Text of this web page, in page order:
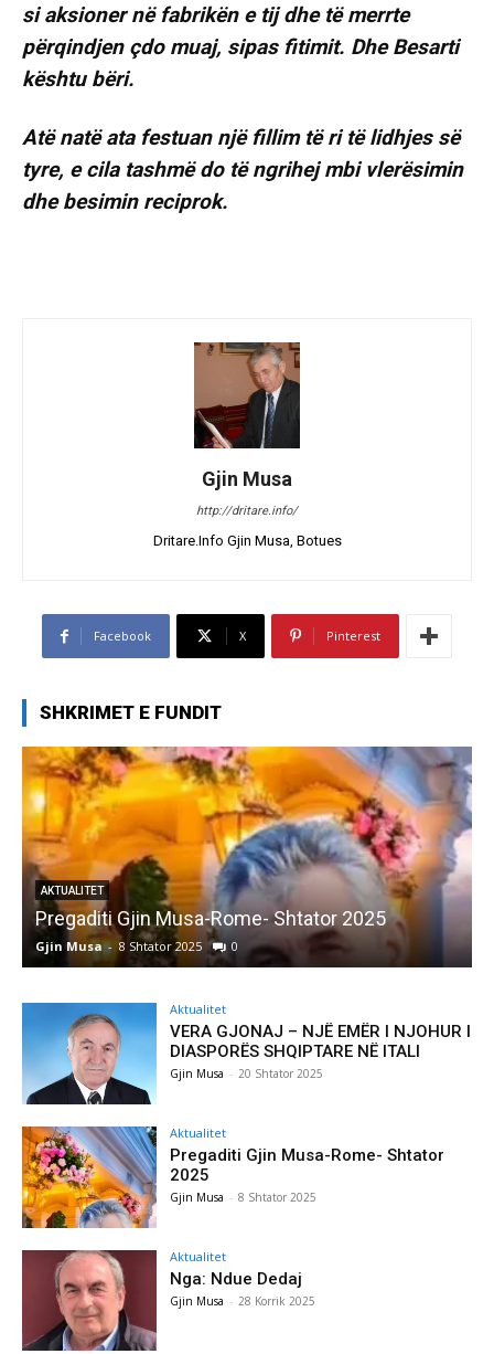
si aksioner në fabrikën e tij dhe të merrte
përqindjen çdo muaj, sipas fitimit. Dhe Besarti
kështu bëri.
Atë natë ata festuan një fillim të ri të lidhjes së
tyre, e cila tashmë do të ngrihej mbi vlerësimin
dhe besimin reciprok.
Gjin Musa
http://dritare.info/
Dritare.Info Gjin Musa, Botues
Facebook X Pinterest
SHKRIMET E FUNDIT
AKTUALITET
Pregaditi Gjin Musa-Rome- Shtator 2025
Gjin Musa - 8 Shtator 2025 0
Aktualitet
VERA GJONAJ – NJË EMËR I NJOHUR I
DIASPORËS SHQIPTARE NË ITALI
Gjin Musa - 20 Shtator 2025
Aktualitet
Pregaditi Gjin Musa-Rome- Shtator
2025
Gjin Musa - 8 Shtator 2025
Aktualitet
Nga: Ndue Dedaj
Gjin Musa - 28 Korrik 2025